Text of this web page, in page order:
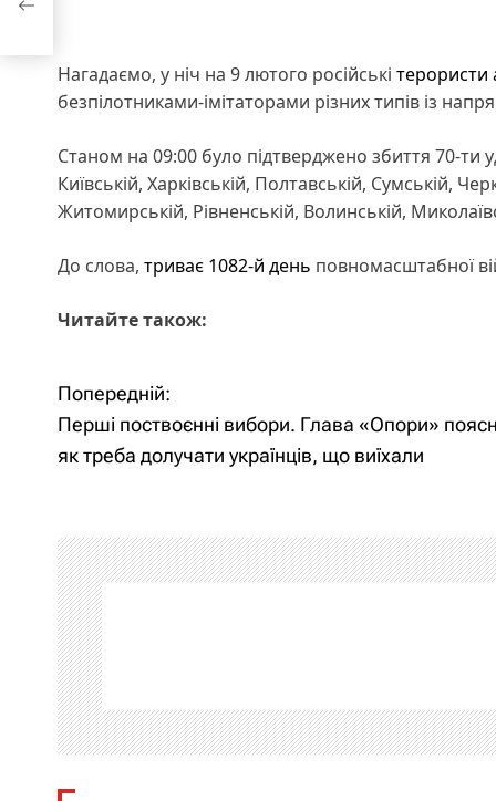
Нагадаємо, у ніч на 9 лютого російські терористи
безпілотниками-імітаторами різних типів із
Станом на 09:00 було підтверджено збиття 70-ти
Київській, Харківській, Полтавській, Сумській,
Житомирській, Рівненській, Волинській,
До слова, триває 1082-й день повномасштабної
Читайте також:
Н
а
і
г
а
ц
і
я
Попередній:
Перші поствоєнні вибори. Глава «Опори»
як треба долучати українців, що виїхали